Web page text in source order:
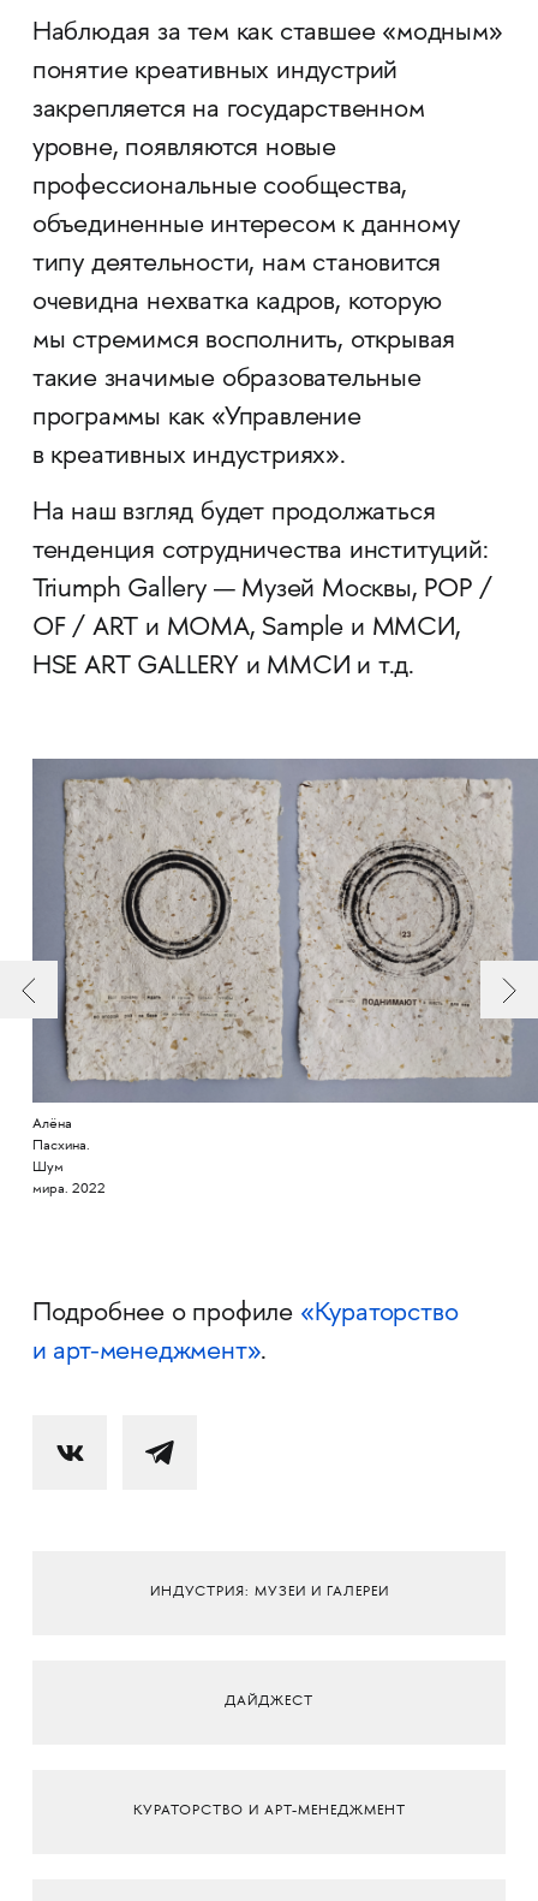
Наблюдая за тем как ставшее «модным»
понятие креативных индустрий
закрепляется на государственном
уровне, появляются новые
профессиональные сообщества,
объединенные интересом к данному
типу деятельности, нам становится
очевидна нехватка кадров, которую
мы стремимся восполнить, открывая
такие значимые образовательные
программы как «Управление
в креативных индустриях».
На наш взгляд будет продолжаться
тенденция сотрудничества институций:
Triumph Gallery — Музей Москвы, POP /
OF / ART и MOMA, Sample и ММСИ,
HSE ART GALLERY и ММСИ и т.д.
Алёна
Пасхина.
Шум
мира. 2022
Подробнее о профиле «Кураторство
и арт-менеджмент».
ИНДУСТРИЯ: МУЗЕИ И ГАЛЕРЕИ
ДАЙДЖЕСТ
КУРАТОРСТВО И АРТ-МЕНЕДЖМЕНТ